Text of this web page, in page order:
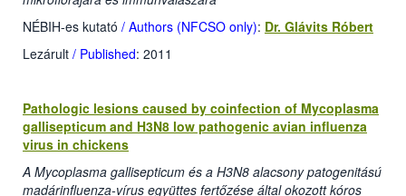
NÉBIH-es kutató / Authors (NFCSO only): Dr. Glávits Róbert
Lezárult / Published: 2011
Pathologic lesions caused by coinfection of Mycoplasma
gallisepticum and H3N8 low pathogenic avian influenza
virus in chickens
A Mycoplasma gallisepticum és a H3N8 alacsony patogenitású
madárinfluenza-vírus együttes fertőzése által okozott kóros